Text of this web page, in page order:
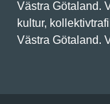
Västra Götaland.
kultur,
Västra Götaland.